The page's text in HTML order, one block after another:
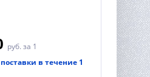
руб. за 1
в течение 1